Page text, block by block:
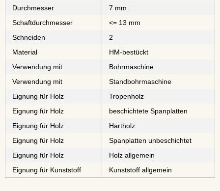
Durchmesser
7 mm
Schaftdurchmesser
<= 13 mm
Schneiden
2
Material
⁠⁠⁠⁠⁠⁠⁠⁠HM-bestückt
Verwendung mit
Bohrmaschine
Verwendung mit
Standbohrmaschine
Eignung für Holz
⁠⁠⁠⁠⁠Tropenholz
Eignung für Holz
⁠⁠⁠⁠⁠⁠⁠⁠⁠⁠beschichtete Spanplatten
Eignung für Holz
⁠⁠⁠Hartholz
Eignung für Holz
⁠⁠⁠⁠⁠⁠⁠⁠Spanplatten unbeschichtet
Eignung für Holz
Holz allgemein
Eignung für Kunststoff
Kunststoff allgemein